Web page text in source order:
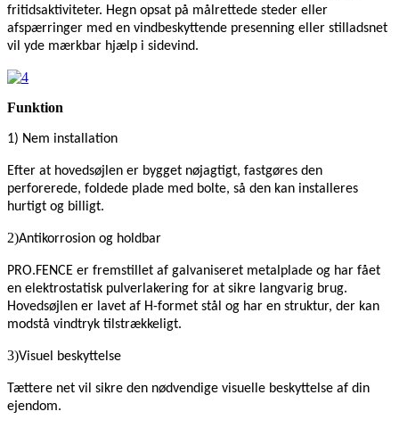
fritidsaktiviteter. Hegn opsat på målrettede steder eller
afspærringer med en vindbeskyttende presenning eller stilladsnet
vil yde mærkbar hjælp i sidevind.
Funktion
1) Nem installation
Efter at hovedsøjlen er bygget nøjagtigt, fastgøres den
perforerede, foldede plade med bolte, så den kan installeres
hurtigt og billigt.
2)Antikorrosion og holdbar
PRO.FENCE er fremstillet af galvaniseret metalplade og har fået
en elektrostatisk pulverlakering for at sikre langvarig brug.
Hovedsøjlen er lavet af H-formet stål og har en struktur, der kan
modstå vindtryk tilstrækkeligt.
3)Visuel beskyttelse
Tættere net vil sikre den nødvendige visuelle beskyttelse af din
ejendom.